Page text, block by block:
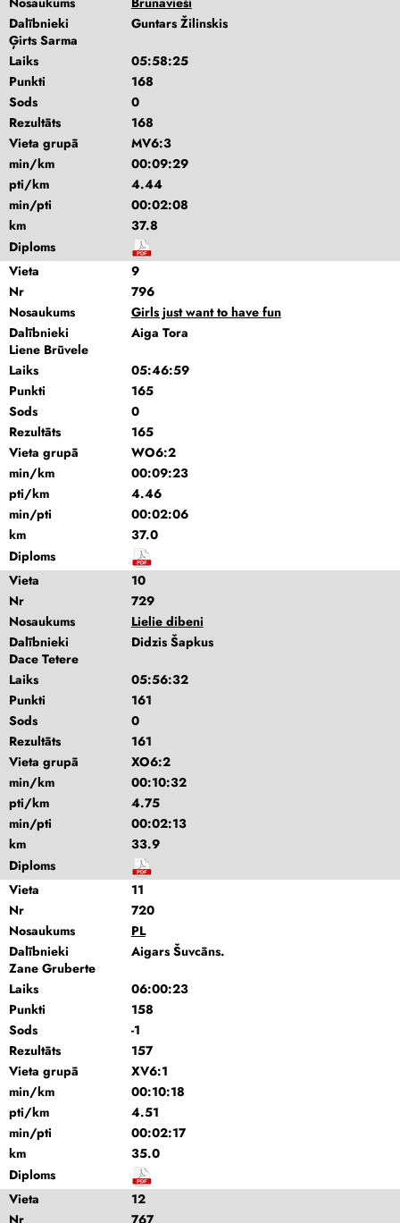
Dalībnieki
Guntars Žilinskis
Ģirts Sarma
Laiks
05:58:25
Punkti
168
Sods
0
Rezultāts
168
Vieta grupā
MV6:3
min/km
00:09:29
pti/km
4.44
min/pti
00:02:08
km
37.8
Diploms
Vieta
9
Nr
796
Nosaukums
Girls just want to have fun
Dalībnieki
Aiga Tora
Liene Brūvele
Laiks
05:46:59
Punkti
165
Sods
0
Rezultāts
165
Vieta grupā
WO6:2
min/km
00:09:23
pti/km
4.46
min/pti
00:02:06
km
37.0
Diploms
Vieta
10
Nr
729
Nosaukums
Lielie dibeni
Dalībnieki
Didzis Šapkus
Dace Tetere
Laiks
05:56:32
Punkti
161
Sods
0
Rezultāts
161
Vieta grupā
XO6:2
min/km
00:10:32
pti/km
4.75
min/pti
00:02:13
km
33.9
Diploms
Vieta
11
Nr
720
Nosaukums
PL
Dalībnieki
Aigars Šuvcāns.
Zane Gruberte
Laiks
06:00:23
Punkti
158
Sods
-1
Rezultāts
157
Vieta grupā
XV6:1
min/km
00:10:18
pti/km
4.51
min/pti
00:02:17
km
35.0
Diploms
Vieta
12
Nr
767